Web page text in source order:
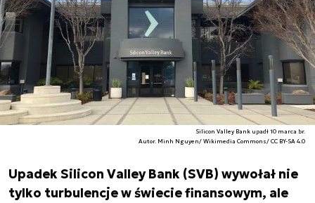
Silicon Valley Bank upadł 10 marca br.
Autor. Minh Nguyen/ Wikimedia Commons/ CC BY-SA 4.0
Upadek Silicon Valley Bank (SVB) wywołał nie
tylko turbulencje w świecie finansowym, ale